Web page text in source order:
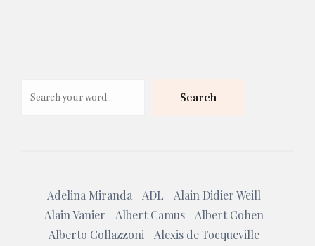
Search
Adelina Miranda ADL
Alain Didier Weill
Alain Vanier
Albert Camus
Albert Cohen
Alberto Collazzoni
Alexis de Tocqueville